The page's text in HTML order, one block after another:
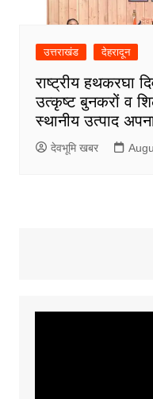
उत्तराखंड देहरादून
राष्ट्रीय हथकरघा
उत्कृष्ट बुनकरों व
स्थानीय उत्पाद
देवभूमि खबर